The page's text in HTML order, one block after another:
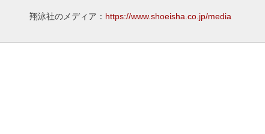
翔泳社のメディア： https://www.shoeisha.co.jp/media